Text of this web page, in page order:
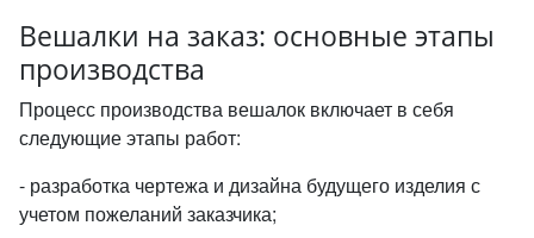
Вешалки на заказ: основные этапы
производства
Процесс производства вешалок включает в себя
следующие этапы работ:
- разработка чертежа и дизайна будущего изделия с
учетом пожеланий заказчика;